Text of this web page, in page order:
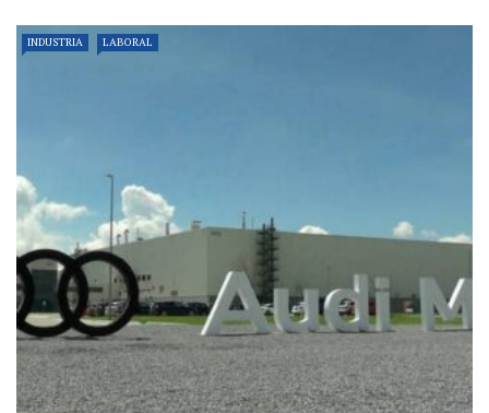
INDUSTRIA LABORAL